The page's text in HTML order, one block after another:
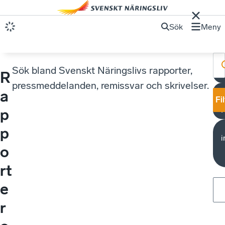
Sök Meny
R
a
p
p
o
rt
e
r
Sök bland Svenskt Näringslivs rapporter,
pressmeddelanden, remissvar och skrivelser.